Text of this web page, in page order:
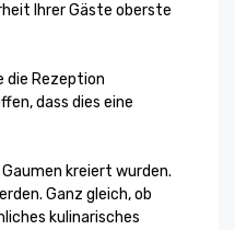
Ihrer Gäste oberste
die Rezeption
dass dies eine
kreiert wurden.
Ganz gleich, ob
kulinarisches